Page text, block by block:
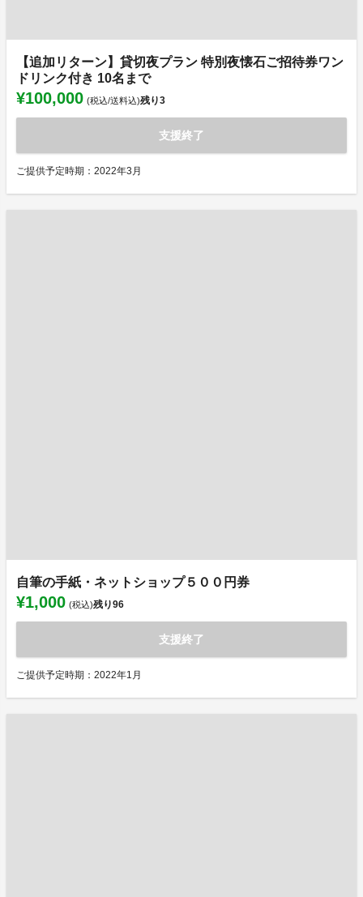
【追加リターン】貸切夜プラン 特別夜懐石ご招待券ワン
ドリンク付き 10名まで
¥100,000 (税込/送料込)残り3
支援終了
ご提供予定時期：2022年3月
自筆の手紙・ネットショップ５００円券
¥1,000 (税込)残り96
支援終了
ご提供予定時期：2022年1月